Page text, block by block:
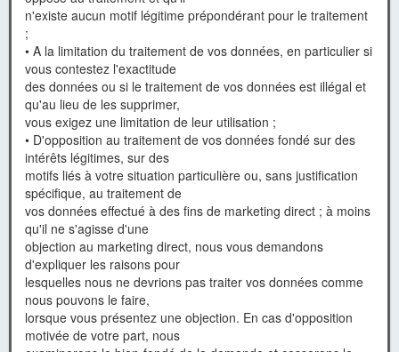
n'existe aucun motif légitime prépondérant pour le traitement
;
• A la limitation du traitement de vos données, en particulier si
vous contestez l'exactitude
des données ou si le traitement de vos données est illégal et
qu'au lieu de les supprimer,
vous exigez une limitation de leur utilisation ;
• D'opposition au traitement de vos données fondé sur des
intérêts légitimes, sur des
motifs liés à votre situation particulière ou, sans justification
spécifique, au traitement de
vos données effectué à des fins de marketing direct ; à moins
qu'il ne s'agisse d'une
objection au marketing direct, nous vous demandons
d'expliquer les raisons pour
lesquelles nous ne devrions pas traiter vos données comme
nous pouvons le faire,
lorsque vous présentez une objection. En cas d'opposition
motivée de votre part, nous